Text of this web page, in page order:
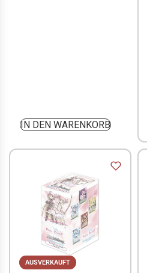
IN DEN WARENKORB
AUSVERKAUFT